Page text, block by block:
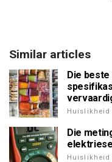
Similar articles
Die
Huislikheid
Die
Huislikheid